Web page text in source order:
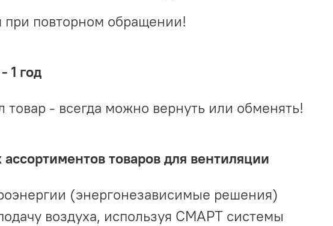
повторном обращении!
1 год
- всегда можно вернуть или обменять!
товаров для вентиляции
(энергонезависимые решения)
воздуха, используя СМАРТ системы